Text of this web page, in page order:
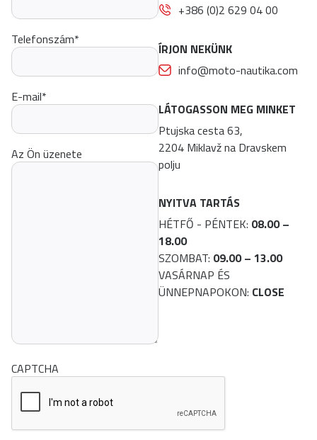
Telefonszám*
E-mail*
Az Ön üzenete
CAPTCHA
+386 (0)2 629 04 00
ÍRJON NEKÜNK
info@moto-nautika.com
LÁTOGASSON MEG MINKET
Ptujska cesta 63,
2204 Miklavž na Dravskem
polju
NYITVA TARTÁS
HÉTFŐ - PÉNTEK: 08.00 –
18.00
SZOMBAT: 09.00 – 13.00
VASÁRNAP ÉS
ÜNNEPNAPOKON: CLOSE